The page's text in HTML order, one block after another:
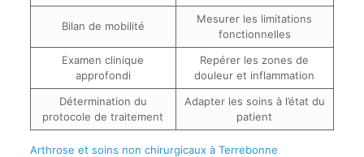
Bilan de mobilité
Mesurer les limitations
fonctionnelles
Examen clinique
approfondi
Repérer les zones de
douleur et inflammation
Détermination du
protocole de traitement
Adapter les soins à l’état du
patient
Arthrose et soins non chirurgicaux à Terrebonne